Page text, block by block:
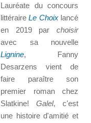
Lauréate du concours
littéraireLe Choixlancé
en 2019 par choisir
avec sa nouvelle
Lignine, Fanny
Desarzens vient de
faire paraître son
premier roman chez
Slatkine! Galel, c'est
une histoire d'amitié et